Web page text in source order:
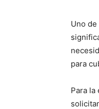
Uno
para
Para